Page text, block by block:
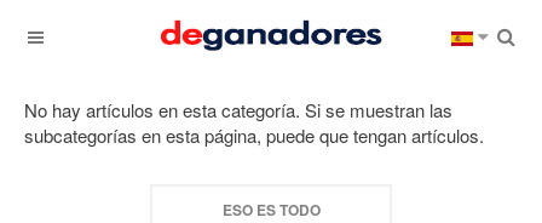
No hay artículos en esta categoría. Si se muestran las
subcategorías en esta página, puede que tengan artículos.
ESO ES TODO